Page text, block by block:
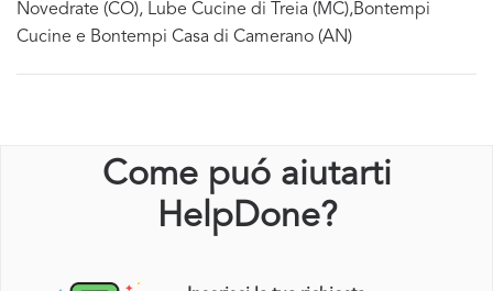
Novedrate (CO), Lube Cucine di Treia (MC),Bontempi
Cucine e Bontempi Casa di Camerano (AN)
Come puó aiutarti
HelpDone?